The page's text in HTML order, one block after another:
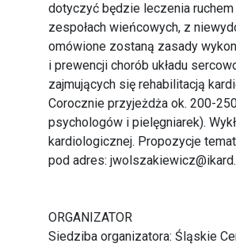
dotyczyć będzie leczenia
zespołach wieńcowych, z
omówione zostaną zasady
i prewencji chorób układu
zajmujących się rehabilitacją
Corocznie przyjeżdża ok. 200-
psychologów i pielęgniarek).
kardiologicznej. Propozycje
pod adres:
ORGANIZATOR
Siedziba organizatora: Śląskie